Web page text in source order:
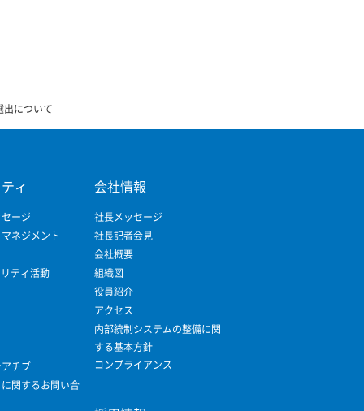
について
ィ
ージ
ネジメント
ティ活動
チブ
関するお問い合
会社情報
社長メッセージ
社長記者会見
会社概要
組織図
役員紹介
アクセス
内部統制システムの整備に関
する基本方針
コンプライアンス